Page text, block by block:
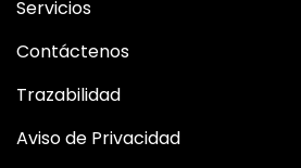
Servicios
Contáctenos
Trazabilidad
Aviso de Privacidad